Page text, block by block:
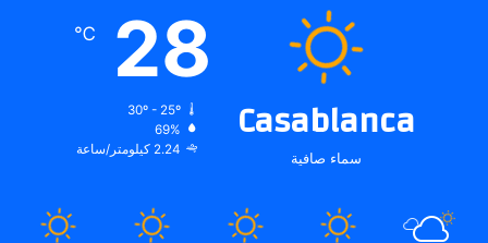
Casablanca
سماء صافية
28
℃
30º - 25º
69%
2.24 كيلومتر/ساعة